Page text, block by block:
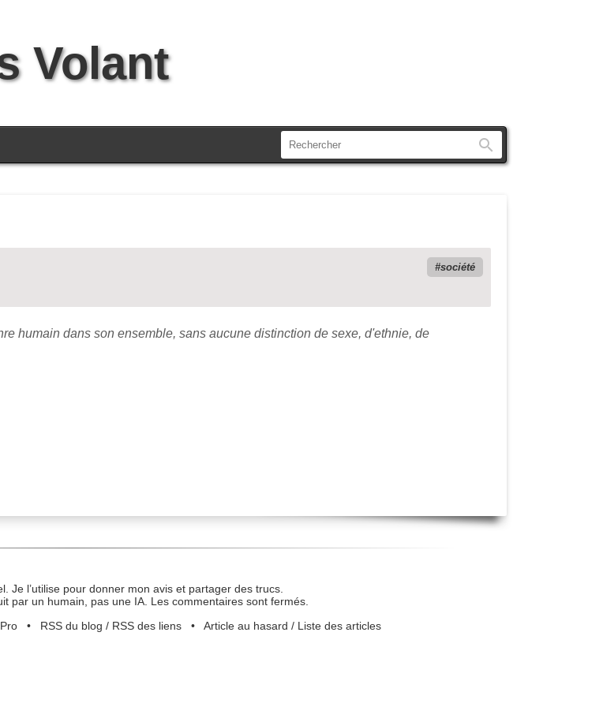
Volant
société
humain dans son ensemble, sans aucune distinction de sexe, d'ethnie, de
Je l’utilise pour donner mon avis et partager des trucs.
par un humain, pas une IA. Les commentaires sont fermés.
• RSS du blog / RSS des liens• Article au hasard / Liste des articles